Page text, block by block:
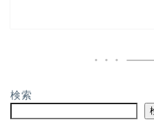
検索